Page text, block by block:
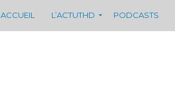
ACCUEIL L’ACTUTHD PODCASTS